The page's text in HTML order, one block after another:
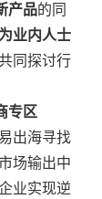
产品的同
为业内人士
同探讨行
专区
出海寻找
场输出中
业实现逆